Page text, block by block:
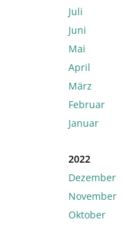
Juli
Juni
Mai
April
März
Februar
Januar
2022
Dezember
November
Oktober